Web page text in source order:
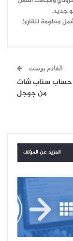
جديد.
معلومة للقارئ
القادم بوست
حساب سناب شات
من جوجل
المزيد عن المؤلف